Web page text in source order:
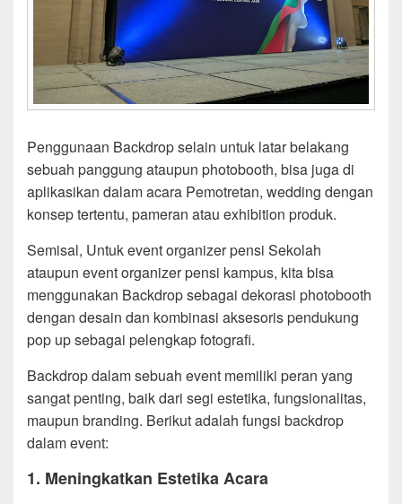
Penggunaan Backdrop selain untuk latar belakang
sebuah panggung ataupun photobooth, bisa juga di
aplikasikan dalam acara Pemotretan, wedding dengan
konsep tertentu, pameran atau exhibition produk.
Semisal, Untuk event organizer pensi Sekolah
ataupun event organizer pensi kampus, kita bisa
menggunakan Backdrop sebagai dekorasi photobooth
dengan desain dan kombinasi aksesoris pendukung
pop up sebagai pelengkap fotografi.
Backdrop dalam sebuah event memiliki peran yang
sangat penting, baik dari segi estetika, fungsionalitas,
maupun branding. Berikut adalah fungsi backdrop
dalam event:
1. Meningkatkan Estetika Acara